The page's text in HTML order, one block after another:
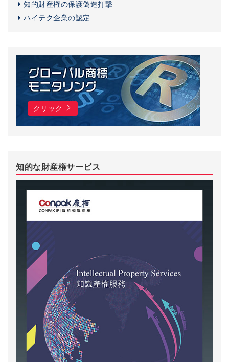
知的財産権の保護偽造打撃
ハイテク企業の認定
クリック
知的な財産権サービス